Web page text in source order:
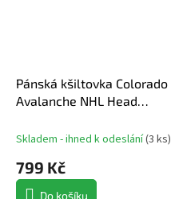
Pánská kšiltovka Colorado
Avalanche NHL Head
Skladem - ihned k odeslání(3 ks)
799 Kč
Do košíku